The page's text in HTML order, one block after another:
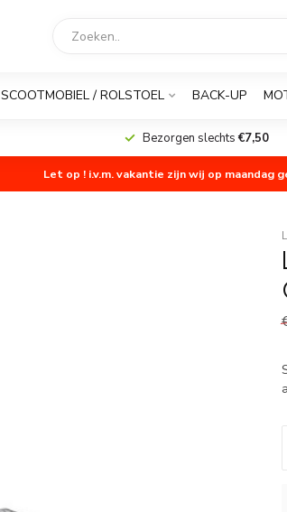
SCOOTMOBIEL / ROLSTOEL BACK-UP
Bezorgen slechts€7,50
Let op ! i.v.m. vakantie zijn wij op maandag